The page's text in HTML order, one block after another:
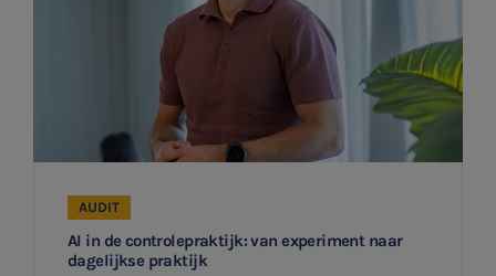
AI in de controlepraktijk: van experiment naar
dagelijkse praktijk
AUDIT